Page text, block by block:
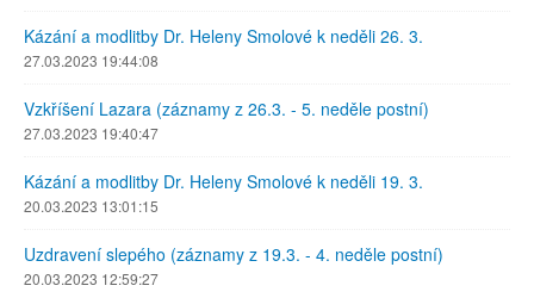
Kázání a modlitby Dr. Heleny Smolové k neděli 26. 3.
27.03.2023 19:44:08
Vzkříšení Lazara (záznamy z 26.3. - 5. neděle postní)
27.03.2023 19:40:47
Kázání a modlitby Dr. Heleny Smolové k neděli 19. 3.
20.03.2023 13:01:15
Uzdravení slepého (záznamy z 19.3. - 4. neděle postní)
20.03.2023 12:59:27